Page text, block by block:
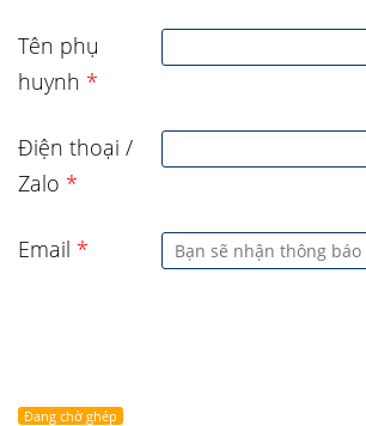
Tên phụ
huynh *
Điện thoại /
Zalo *
Email *
Đang chờ ghép